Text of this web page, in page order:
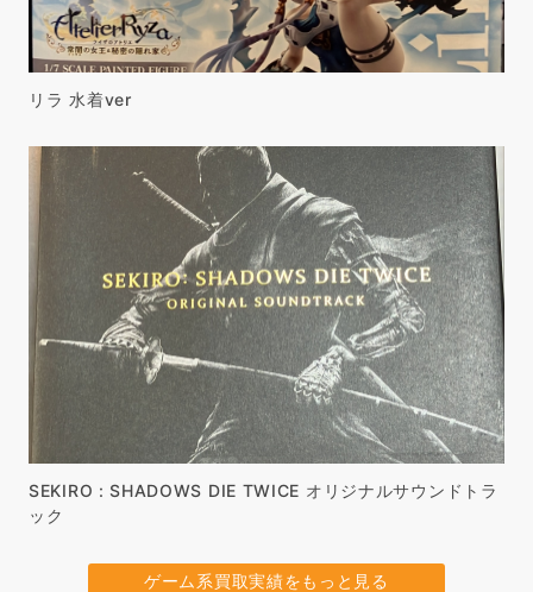
リラ 水着ver
SEKIRO : SHADOWS DIE TWICE オリジナルサウンドトラ
ック
ゲーム系買取実績をもっと見る